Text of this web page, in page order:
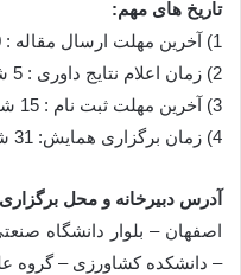
تاریخ های مهم:
1) آخرین مهلت ارسال مقاله : 20 مرداد 1390
2) زمان اعلام نتایج داوری : 5 شهریور 1390
3) آخرین مهلت ثبت نام : 15 شهریور 1390
4) زمان برگزاری همایش: 31 شهریور 1390
آدرس دبیرخانه و محل
اصفهان – بلوار دانشگاه
– دانشکده کشاورزی – گروه